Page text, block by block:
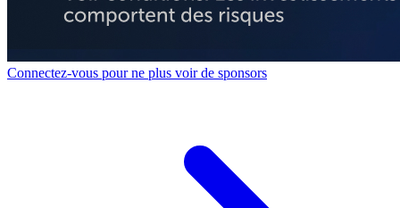
Connectez-vous pour ne plus voir de sponsors